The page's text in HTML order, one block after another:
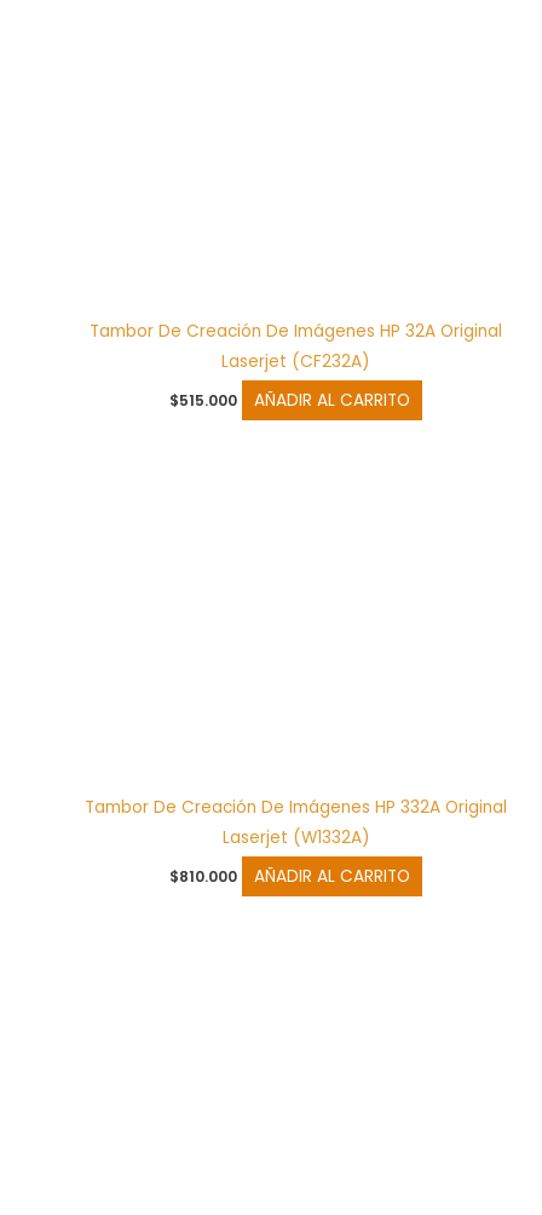
Tambor De Creación De Imágenes HP 32A Original
Laserjet (CF232A)
$515.000 AÑADIR AL CARRITO
Tambor De Creación De Imágenes HP 332A Original
Laserjet (W1332A)
$810.000 AÑADIR AL CARRITO